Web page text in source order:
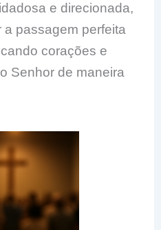
e direcionada,
passagem perfeita
corações e
Senhor de maneira